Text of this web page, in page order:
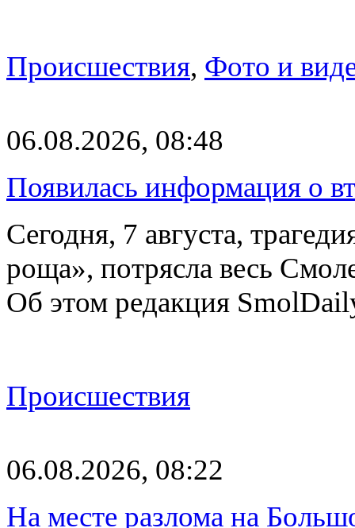
Происшествия, Фото и
06.08.2026, 08:48
Появилась информация о
Сегодня, 7 августа,
роща», потрясла весь
Об этом редакция
Происшествия
06.08.2026, 08:22
На месте разлома на